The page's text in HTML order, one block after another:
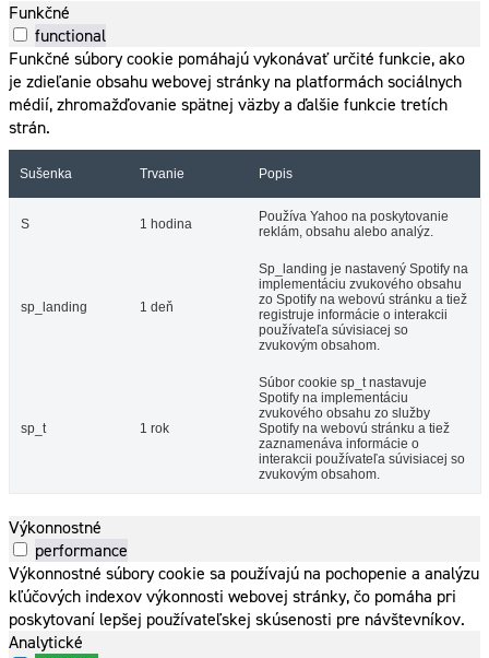
Funkčné
functional
Funkčné súbory cookie pomáhajú vykonávať určité funkcie, ako
je zdieľanie obsahu webovej stránky na platformách sociálnych
médií, zhromažďovanie spätnej väzby a ďalšie funkcie tretích
strán.
Sušenka Trvanie Popis
S 1 hodina
Používa Yahoo na poskytovanie
reklám, obsahu alebo analýz.
sp_landing 1 deň
Sp_landing je nastavený Spotify na
implementáciu zvukového obsahu
zo Spotify na webovú stránku a tiež
registruje informácie o interakcii
používateľa súvisiacej so
zvukovým obsahom.
sp_t 1 rok
Súbor cookie sp_t nastavuje
Spotify na implementáciu
zvukového obsahu zo služby
Spotify na webovú stránku a tiež
zaznamenáva informácie o
interakcii používateľa súvisiacej so
zvukovým obsahom.
Výkonnostné
performance
Výkonnostné súbory cookie sa používajú na pochopenie a analýzu
kľúčových indexov výkonnosti webovej stránky, čo pomáha pri
poskytovaní lepšej používateľskej skúsenosti pre návštevníkov.
Analytické